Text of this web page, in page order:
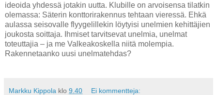
ideoida yhdessä jotakin uutta. Klubille on arvoisensa tilatkin
olemassa: Säterin konttorirakennus tehtaan vieressä. Ehkä
aulassa seisovalle flyygelillekin löytyisi unelmien kehittäjien
joukosta soittaja. Ihmiset tarvitsevat unelmia, unelmat
toteuttajia – ja me Valkeakoskella niitä molempia.
Rakennetaanko uusi unelmatehdas?
Markku Kippola klo 9.40 Ei kommentteja: